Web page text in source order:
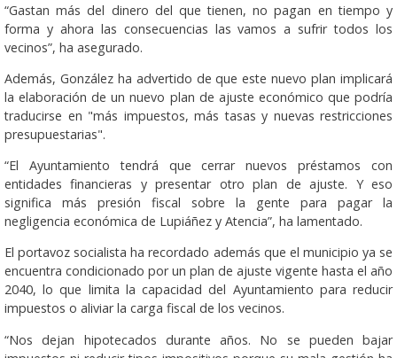
“Gastan más del dinero del que tienen, no pagan en tiempo y
forma y ahora las consecuencias las vamos a sufrir todos los
vecinos”, ha asegurado.
Además, González ha advertido de que este nuevo plan implicará
la elaboración de un nuevo plan de ajuste económico que podría
traducirse en "más impuestos, más tasas y nuevas restricciones
presupuestarias".
“El Ayuntamiento tendrá que cerrar nuevos préstamos con
entidades financieras y presentar otro plan de ajuste. Y eso
significa más presión fiscal sobre la gente para pagar la
negligencia económica de Lupiáñez y Atencia”, ha lamentado.
El portavoz socialista ha recordado además que el municipio ya se
encuentra condicionado por un plan de ajuste vigente hasta el año
2040, lo que limita la capacidad del Ayuntamiento para reducir
impuestos o aliviar la carga fiscal de los vecinos.
“Nos dejan hipotecados durante años. No se pueden bajar